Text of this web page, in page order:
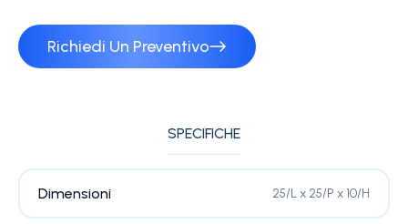
Richiedi Un Preventivo
SPECIFICHE
Dimensioni 25/L x 25/P x 10/H